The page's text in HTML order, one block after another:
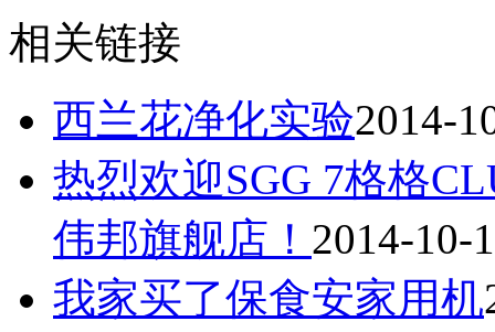
相关链接
西兰花净化实验2014-
热烈欢迎SGG 7格格
伟邦旗舰店！ 2014-10-
我家买了保食安家用机